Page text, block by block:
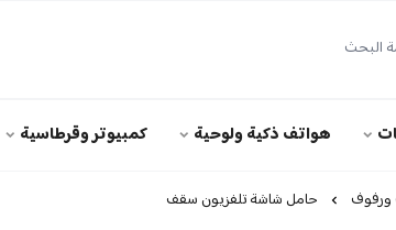
هواتف ذكية ولوحية كمبيوتر وقرطاسية
ورفوف حامل شاشة تلفزيون سقف